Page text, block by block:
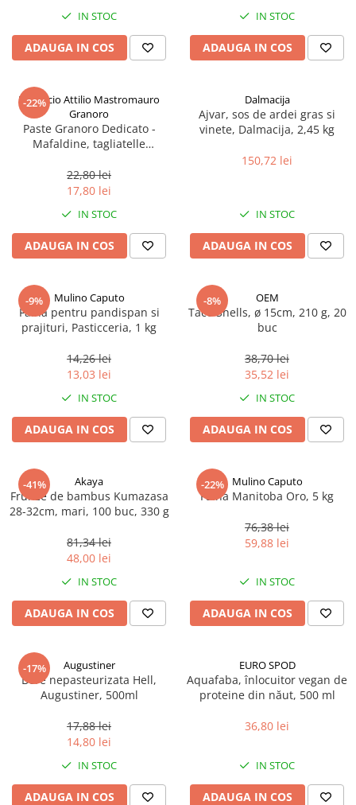
Spania / Cipru / Africa
Sare de mare din Oceanele Pacific
Sare de mare naturala din
Portugalia
Sare de roca
Sare marina
Specialitati din ulei
Terine si placinte
Uleiuri Premium
Uleiuri speciale/presate la rece
Ulei de masline extravirgin
Ulei Gegenbauer
Ulei Huilerie Beaujolaise
Ulei Wiberg Gastro
Prajitore paine
Gratare
Cesti, boluri, vesela
IN STOC
ADAUGA IN COS
IN STOC
ADAUGA IN COS
-22%
Pastificio Attilio Mastromauro
Granoro
Paste Granoro Dedicato -
Mafaldine, tagliatelle
22,80 lei
17,80 lei
IN STOC
ADAUGA IN COS
Dalmacija
Ajvar, sos de ardei gras si
vinete, Dalmacija, 2,45 kg
150,72 lei
IN STOC
ADAUGA IN COS
-9% Mulino Caputo
Faina pentru pandispan si
prajituri, Pasticceria, 1 kg
14,26 lei
13,03 lei
IN STOC
ADAUGA IN COS
-8% OEM
Taco Shells, ø 15cm, 210 g, 20
buc
38,70 lei
35,52 lei
IN STOC
ADAUGA IN COS
-41% Akaya
Frunze de bambus Kumazasa
28-32cm, mari, 100 buc, 330 g
81,34 lei
48,00 lei
IN STOC
ADAUGA IN COS
-22% Mulino Caputo
Faina Manitoba Oro, 5 kg
76,38 lei
59,88 lei
IN STOC
ADAUGA IN COS
-17% Augustiner
Bere nepasteurizata Hell,
Augustiner, 500ml
17,88 lei
14,80 lei
IN STOC
ADAUGA IN COS
EURO SPOD
Aquafaba, înlocuitor vegan de
proteine ​​din năut, 500 ml
36,80 lei
IN STOC
ADAUGA IN COS